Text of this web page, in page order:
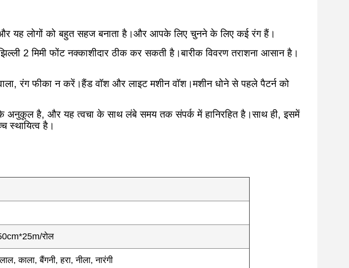
यह लोगों को बहुत सहज बनाता है।और आपके लिए चुनने के लिए कई रंग हैं।
2 मिमी फोंट नक्काशीदार ठीक कर सकती है।बारीक विवरण तराशना आसान है।
रंग फीका न करें।हैंड वॉश और लाइट मशीन वॉश।मशीन धोने से पहले पैटर्न को
के अनुकूल है, और यह त्वचा के साथ लंबे समय तक संपर्क में हानिरहित है।साथ ही, इसमें
स्थायित्व है।
रोल
काला, बैंगनी, हरा, नीला, नारंगी